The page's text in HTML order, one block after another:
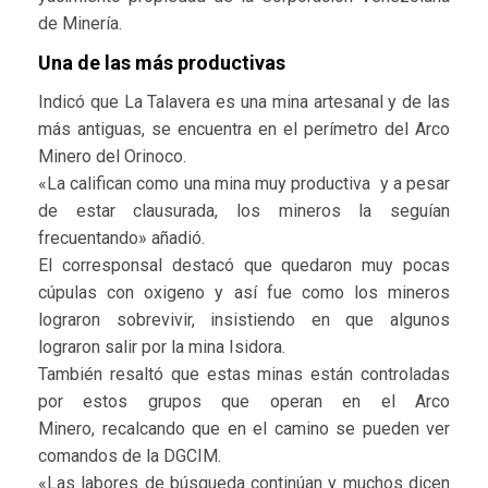
de Minería.
Una de las más productivas
Indicó que La Talavera es una mina artesanal y de las
más antiguas, se encuentra en el perímetro del Arco
Minero del Orinoco.
«La califican como una mina muy productiva y a pesar
de estar clausurada, los mineros la seguían
frecuentando» añadió.
El corresponsal destacó que quedaron muy pocas
cúpulas con oxigeno y así fue como los mineros
lograron sobrevivir, insistiendo en que algunos
lograron salir por la mina Isidora.
También resaltó que estas minas están controladas
por estos grupos que operan en el Arco
Minero, recalcando que en el camino se pueden ver
comandos de la DGCIM.
«Las labores de búsqueda continúan y muchos dicen